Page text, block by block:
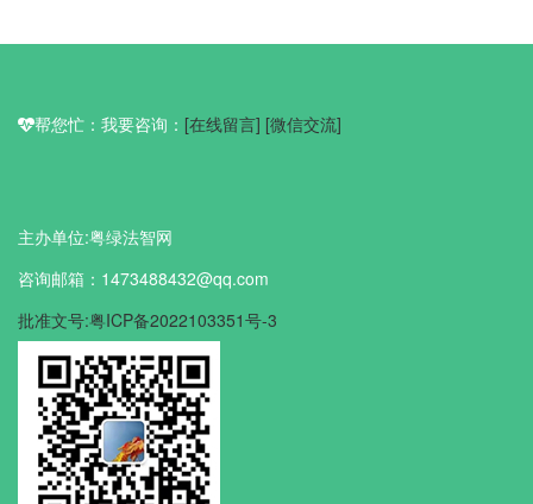
帮您忙：我要咨询： [在线留言] [微信交流]
主办单位:粤绿法智网
咨询邮箱：1473488432@qq.com
批准文号:粤ICP备2022103351号-3